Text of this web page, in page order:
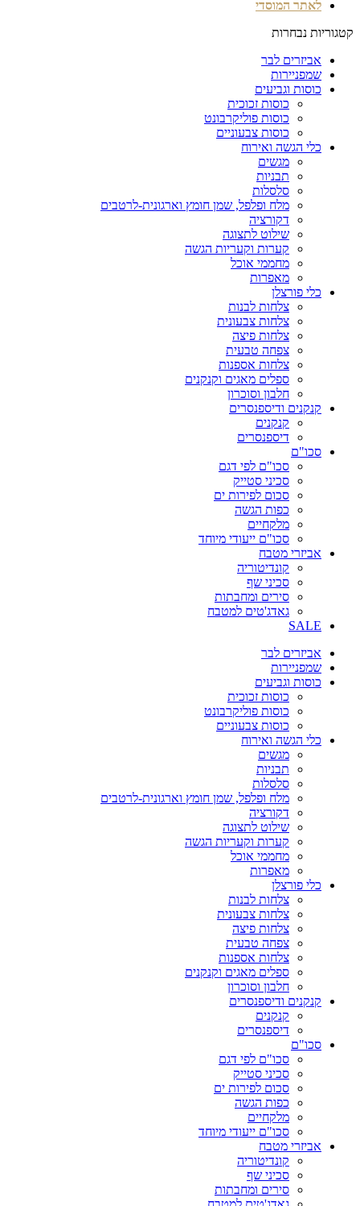
לאתר המוסדי
קטגוריות נבחרות
אביזרים לבר
שמפניירות
כוסות וגביעים
כוסות זכוכית
כוסות פוליקרבונט
כוסות צבעוניים
כלי הגשה ואירוח
מגשים
תבניות
סלסלות
מלח ופלפל, שמן חומץ וארגונית-לרטבים
דקורציה
שילוט לתצוגה
קערות וקעריות הגשה
מחממי אוכל
מאפרות
כלי פורצלן
צלחות לבנות
צלחות צבעונית
צלחות פיצה
צפחה טבעית
צלחות אספנות
ספלים מאגים וקנקנים
חלבון וסוכרון
קנקנים ודיספנסרים
קנקנים
דיספנסרים
סכו"ם
סכו"ם לפי דגם
סכיני סטייק
סכום לפירות ים
כפות הגשה
מלקחיים
סכו"ם ייעודי מיוחד
אביזרי מטבח
קונדיטוריה
סכיני שף
סירים ומחבתות
גאדג'טים למטבח
SALE
אביזרים לבר
שמפניירות
כוסות וגביעים
כוסות זכוכית
כוסות פוליקרבונט
כוסות צבעוניים
כלי הגשה ואירוח
מגשים
תבניות
סלסלות
מלח ופלפל, שמן חומץ וארגונית-לרטבים
דקורציה
שילוט לתצוגה
קערות וקעריות הגשה
מחממי אוכל
מאפרות
כלי פורצלן
צלחות לבנות
צלחות צבעונית
צלחות פיצה
צפחה טבעית
צלחות אספנות
ספלים מאגים וקנקנים
חלבון וסוכרון
קנקנים ודיספנסרים
קנקנים
דיספנסרים
סכו"ם
סכו"ם לפי דגם
סכיני סטייק
סכום לפירות ים
כפות הגשה
מלקחיים
סכו"ם ייעודי מיוחד
אביזרי מטבח
קונדיטוריה
סכיני שף
סירים ומחבתות